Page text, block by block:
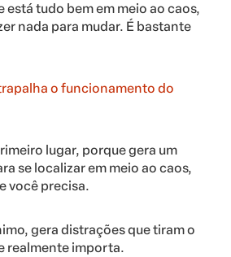
está tudo bem em meio ao caos,
nada para mudar. É bastante
o funcionamento do
lugar, porque gera um
se localizar em meio ao caos,
você precisa.
gera distrações que tiram o
realmente importa.